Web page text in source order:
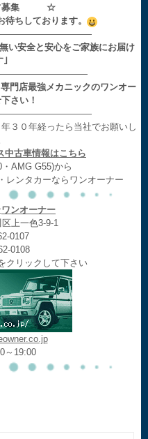
募集 ☆
ちしております。
い安全と安心をご家族にお届け
｣
門店最強メカニックのワンオー
さい！
３０年経ったら当社でお願いし
中古車情報はこちら
AMG G55)から
レンタカーならワンオーナー
ワンオーナー
上一色3-9-1
0107
0108
クリックして下さい
～19:00